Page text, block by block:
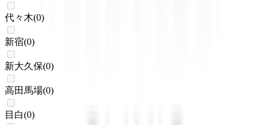
代々木(0)
新宿(0)
新大久保(0)
高田馬場(0)
目白(0)